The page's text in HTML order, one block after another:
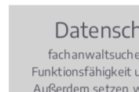
Arbeitsrecht,
Funktionsfähigkeit
Außerdem setzen